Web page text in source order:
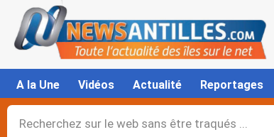
contenu
A la Une Vidéos Actualité Reportages
Rechercher